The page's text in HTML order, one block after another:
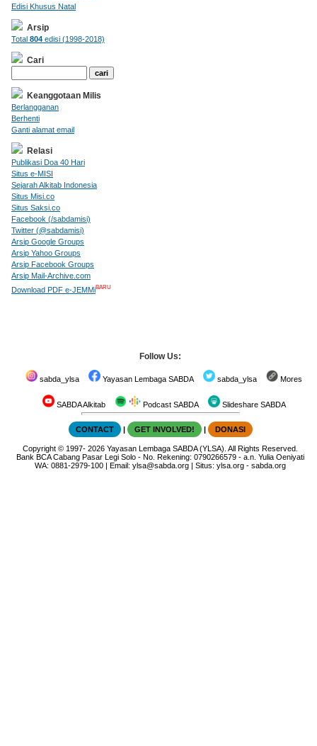
Edisi Khusus Natal
Arsip
Total 804edisi (1998-2018)
Cari
Keanggotaan Milis
Berlangganan
Berhenti
Ganti alamat email
Relasi
Publikasi Doa 40 Hari
Situs e-MISI
Sejarah Alkitab Indonesia
Situs Misi.co
Situs Saksi.co
Facebook (/sabdamisi)
Twitter (@sabdamisi)
Arsip Google Groups
Arsip Yahoo Groups
Arsip Facebook Groups
Arsip Mail-Archive.com
Download PDF e-JEMMiBARU
Follow Us:
sabda_ylsa Yayasan Lembaga SABDA sabda_ylsa Mores
SABDA Alkitab Podcast SABDA Slideshare SABDA
CONTACT | GET INVOLVED! | DONASI
Copyright © 1997-2026Yayasan Lembaga SABDA (YLSA). All Rights Reserved.
Bank BCA Cabang Pasar Legi Solo - No. Rekening: 0790266579 - a.n. Yulia Oeniyati
WA:0881-2979-100 | Email:ylsa@sabda.org | Situs:ylsa.org -sabda.org